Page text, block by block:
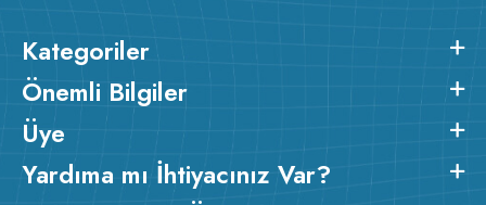
Kategoriler
Önemli Bilgiler
Üye
Yardıma mı İhtiyacınız Var?